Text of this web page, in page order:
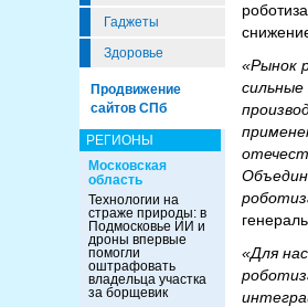
Гаджеты
Здоровье
Продвижение
сайтов СПб
РЕГИОНЫ
Московская
область
Технологии на
страже природы: в
Подмосковье ИИ и
дроны впервые
помогли
оштрафовать
владельца участка
за борщевик
«Рынок
«Для